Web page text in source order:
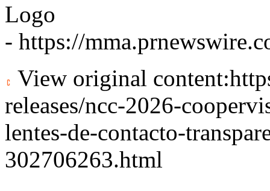
Logo
- https://
View original content:
releases/ncc-2026-
lentes-de-contacto-
302706263.html